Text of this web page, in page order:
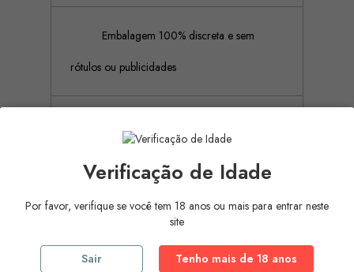
Embalagem 100% discreta e sem
rótulos ou publicidades
e cartões de crédito)
Descrição Detalhes do produto
Verificação de Idade
Por favor, verifique se você tem 18 anos ou mais para entrar neste
site
Sair Tenho mais de 18 anos